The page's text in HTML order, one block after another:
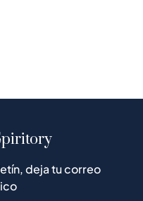
deja tu correo